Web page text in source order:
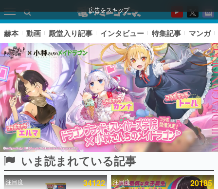
広告をスキップ
ピックアップ
赫本 動画 殿堂入り記事 インタビュー 特集記事 マンガ
いま読まれている記事
注目度 34122 注目度 20185